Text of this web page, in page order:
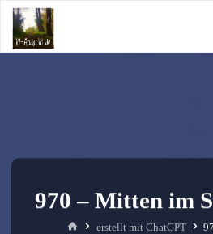
Zum
Inhalt
springen
970 – Mitten im
Starterstellt mit ChatGPT